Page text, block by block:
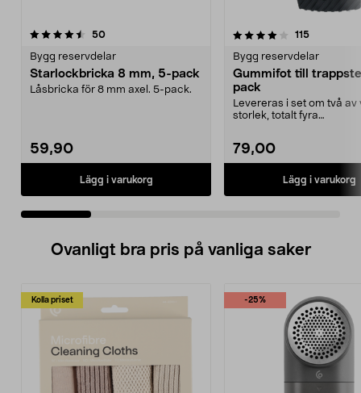
50recensioner
Bygg reservdelar
Starlockbricka 8 mm, 5-pack
Låsbricka för 8 mm axel. 5-pack.
59,90
Lägg i varukorg
4.0 av 5 stjärnor 115
Bygg reservdelar
Gummifot till
pack
Levereras i set om två av
storlek, totalt fyra
79,00
Lägg i varukorg
4.0 av 5 stjärnor
Ovanligt bra pris på vanliga saker
Kolla priset -25%